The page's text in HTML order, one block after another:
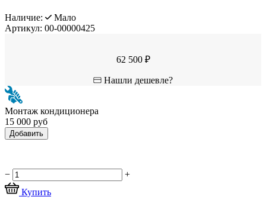
Наличие:
Мало
Артикул: 00-00000425
62 500 ₽
Нашли дешевле?
Монтаж кондиционера
15 000 руб
Добавить
−
+
Купить